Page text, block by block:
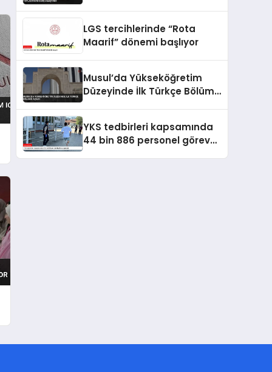
LGS tercihlerinde “Rota
Maarif” dönemi başlıyor
Musul’da Yükseköğretim
Düzeyinde İlk Türkçe Bölümü
YKS tedbirleri kapsamında
44 bin 886 personel görev